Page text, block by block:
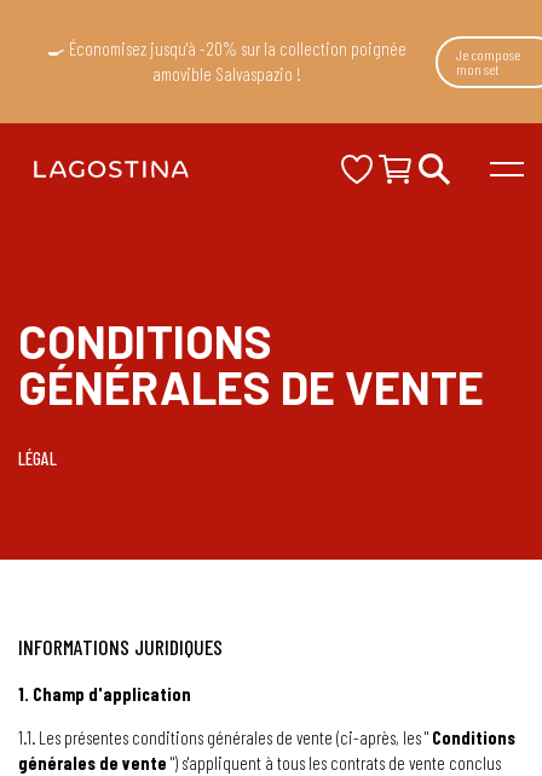
🍳 Économisez jusqu'à -20% sur la collection poignée
amovible Salvaspazio !
Je compose
mon set
CONDITIONS
GÉNÉRALES DE VENTE
LÉGAL
INFORMATIONS JURIDIQUES
1. Champ d'application
1.1. Les présentes conditions générales de vente (ci-après, les " Conditions
générales de vente ") s'appliquent à tous les contrats de vente conclus